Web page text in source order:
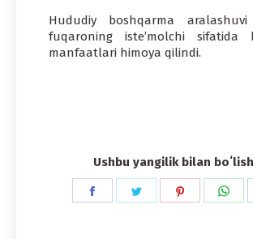
Hududiy boshqarma aralashuvi
fuqaroning iste’molchi sifatida
manfaatlari himoya qilindi.
Ushbu yangilik bilan
Share
Share
Share